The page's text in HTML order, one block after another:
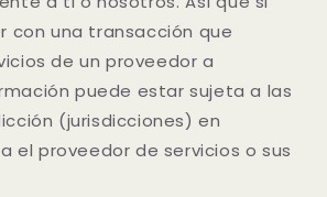
con una transacción que
de un proveedor a
puede estar sujeta a las
(jurisdicciones) en
el proveedor de servicios o sus